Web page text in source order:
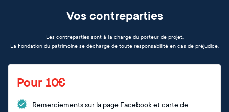
Vos contreparties
Les contreparties sont à la charge du porteur de projet.
La Fondation du patrimoine se décharge de toute responsabilité en cas de préjudice.
Pour 10€
Remerciements sur la page Facebook et carte de